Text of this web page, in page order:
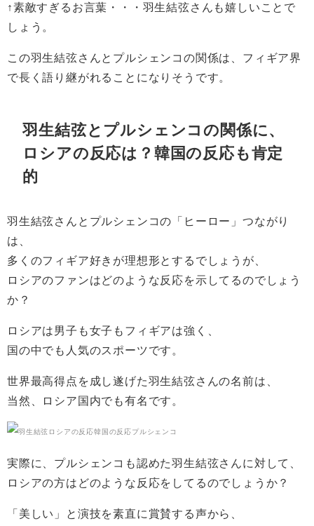
↑素敵すぎるお言葉・・・羽生結弦さんも嬉しいことで
しょう。
この羽生結弦さんとプルシェンコの関係は、フィギア界
で長く語り継がれることになりそうです。
羽生結弦とプルシェンコの関係に、
ロシアの反応は？韓国の反応も肯定
的
羽生結弦さんとプルシェンコの「ヒーロー」つながり
は、
多くのフィギア好きが理想形とするでしょうが、
ロシアのファンはどのような反応を示してるのでしょう
か？
ロシアは男子も女子もフィギアは強く、
国の中でも人気のスポーツです。
世界最高得点を成し遂げた羽生結弦さんの名前は、
当然、ロシア国内でも有名です。
実際に、プルシェンコも認めた羽生結弦さんに対して、
ロシアの方はどのような反応をしてるのでしょうか？
「美しい」と演技を素直に賞賛する声から、